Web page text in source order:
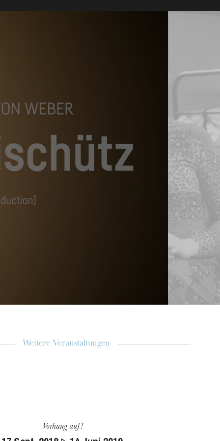
Der Freischütz - Entretien
Weitere Veranstaltungen
Vorhang auf!